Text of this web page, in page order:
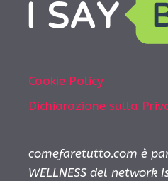
Cookie Policy
Dichiarazione sulla
comefaretutto.com è
WELLNESS del network